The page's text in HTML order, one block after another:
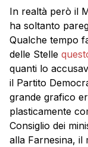
In realtà però il
ha soltanto
Qualche tempo
delle Stelle
quanti lo
il Partito
grande grafico
plasticamente
Consiglio dei
alla Farnesina, il